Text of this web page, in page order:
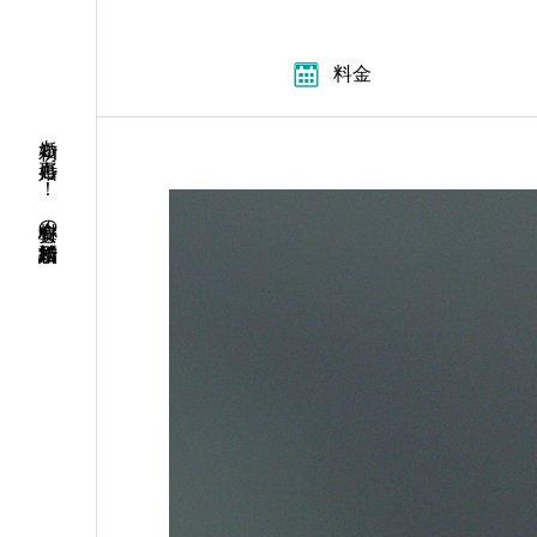
初婚も再婚も！ 安心料金の結婚相談所
料金